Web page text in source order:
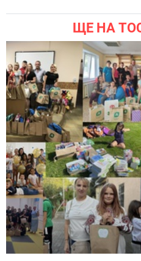
ЩЕ НА